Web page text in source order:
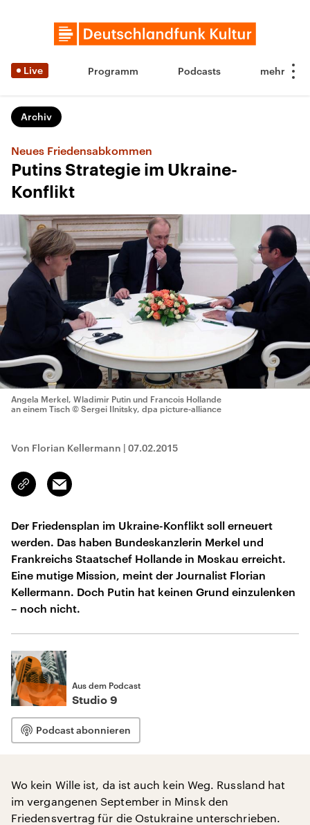
Live Programm Podcasts
Archiv
Neues Friedensabkommen
Putins Strategie im Ukraine-
Konflikt
Angela Merkel, Wladimir Putin und Francois Hollande
an einem Tisch © Sergei Ilnitsky, dpa picture-alliance
Von Florian Kellermann | 07.02.2015
Link
kopieren/teilen
Email
Der Friedensplan im Ukraine-Konflikt soll erneuert
werden. Das haben Bundeskanzlerin Merkel und
Frankreichs Staatschef Hollande in Moskau erreicht.
Eine mutige Mission, meint der Journalist Florian
Kellermann. Doch Putin hat keinen Grund einzulenken
– noch nicht.
Aus dem Podcast
Studio 9
Podcast abonnieren
Wo kein Wille ist, da ist auch kein Weg. Russland hat
im vergangenen September in Minsk den
Friedensvertrag für die Ostukraine unterschrieben.